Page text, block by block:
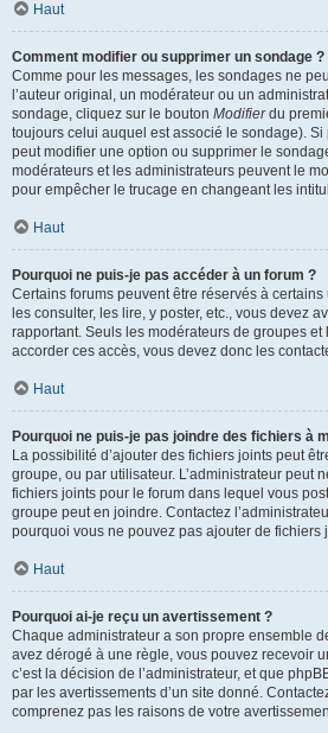
Haut
Comment modifier ou supprimer un sondage ?
Comme pour les messages, les sondages ne
l’auteur original, un modérateur ou un
sondage, cliquez sur le bouton Modifierdu
toujours celui auquel est associé le sondage). Si
peut modifier une option ou supprimer le
modérateurs et les administrateurs peuvent le
pour empêcher le trucage en changeant les
Haut
Pourquoi ne puis-je pas accéder à un forum ?
Certains forums peuvent être réservés à
les consulter, les lire, y poster, etc., vous devez
rapportant. Seuls les modérateurs de groupes
accorder ces accès, vous devez donc les
Haut
Pourquoi ne puis-je pas joindre des fichiers à
La possibilité d’ajouter des fichiers joints peut
groupe, ou par utilisateur. L’administrateur peut
fichiers joints pour le forum dans lequel vous
groupe peut en joindre. Contactez
pourquoi vous ne pouvez pas ajouter de fichiers
Haut
Pourquoi ai-je reçu un avertissement ?
Chaque administrateur a son propre ensemble
avez dérogé à une règle, vous pouvez recevoir
c’est la décision de l’administrateur, et que
par les avertissements d’un site donné.
comprenez pas les raisons de votre